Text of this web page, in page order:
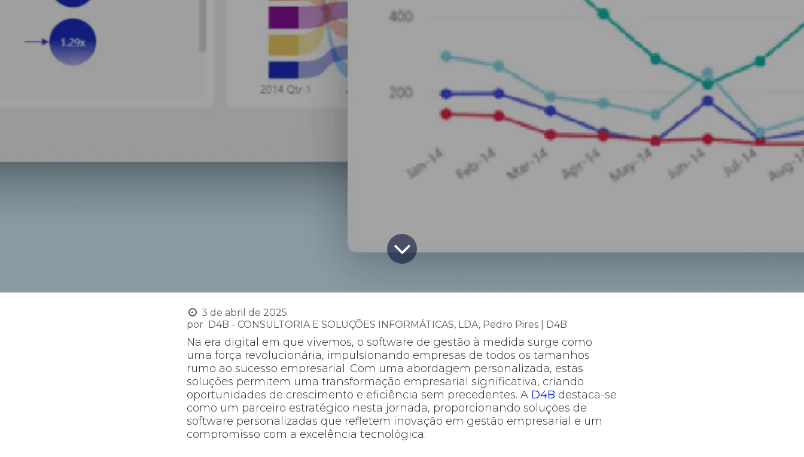
3 de abril de 2025
por
D4B - CONSULTORIA E SOLUÇÕES INFORMÁTICAS, LDA, Pedro Pires | D4B
Na era digital em que vivemos, o software de gestão à medida surge como
uma força revolucionária, impulsionando empresas de todos os tamanhos
rumo ao sucesso empresarial. Com uma abordagem personalizada, estas
soluções permitem uma transformação empresarial significativa, criando
oportunidades de crescimento e eficiência sem precedentes. A D4B destaca-se
como um parceiro estratégico nesta jornada, proporcionando soluções de
software personalizadas que refletem inovação em gestão empresarial e um
compromisso com a excelência tecnológica.